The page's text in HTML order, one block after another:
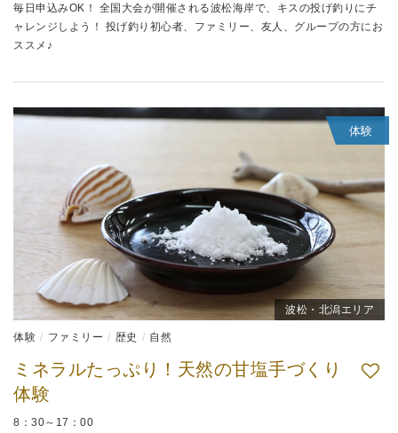
毎日申込みOK！ 全国大会が開催される波松海岸で、キスの投げ釣りにチ
ャレンジしよう！ 投げ釣り初心者、ファミリー、友人、グループの方にお
ススメ♪
体験
波松・北潟エリア
体験 ファミリー 歴史 自然
ミネラルたっぷり！天然の甘塩手づくり
体験
8：30～17：00